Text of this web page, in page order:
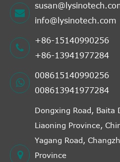
info@lysinotech.com
+86-15140990256
+86-13941977284
008615140990256
008613941977284
Dongxing Road, Baita
Liaoning Province,
Yagang Road,
Province